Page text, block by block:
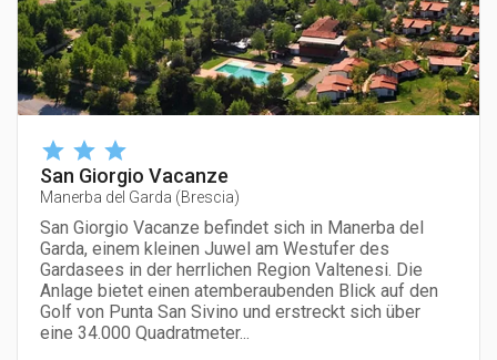
San Giorgio Vacanze
Manerba del Garda (Brescia)
San Giorgio Vacanze befindet sich in Manerba del
Garda, einem kleinen Juwel am Westufer des
Gardasees in der herrlichen Region Valtenesi. Die
Anlage bietet einen atemberaubenden Blick auf den
Golf von Punta San Sivino und erstreckt sich über
eine 34.000 Quadratmeter...